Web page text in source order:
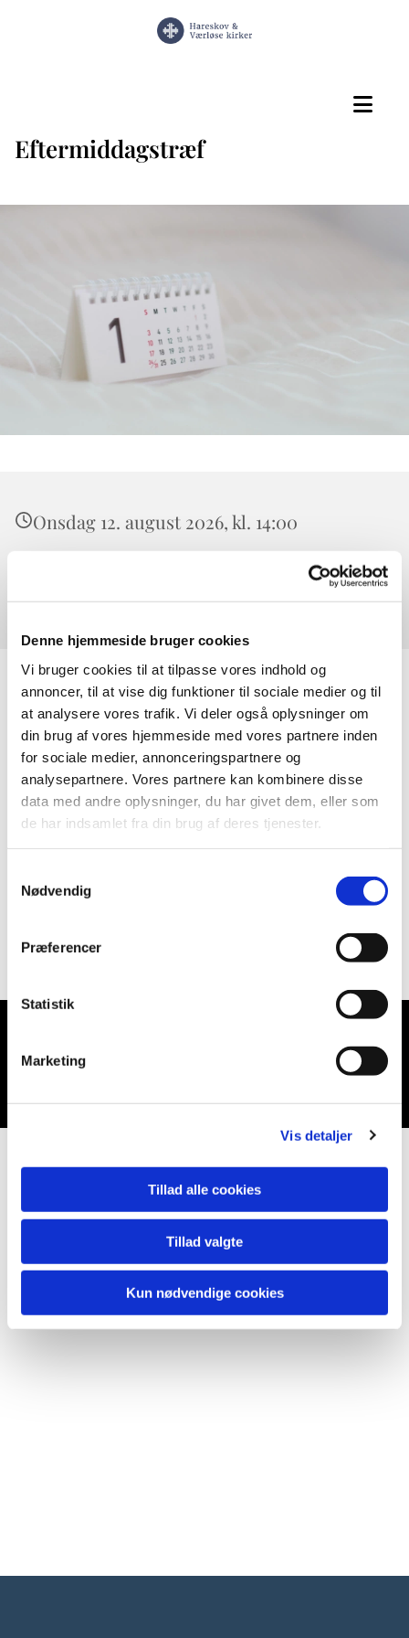
Denne hjemmeside bruger cookies
Vi bruger cookies til at tilpasse vores indhold og
annoncer, til at vise dig funktioner til sociale medier og til
at analysere vores trafik. Vi deler også oplysninger om
din brug af vores hjemmeside med vores partnere inden
for sociale medier, annonceringspartnere og
analysepartnere. Vores partnere kan kombinere disse
data med andre oplysninger, du har givet dem, eller som
de har indsamlet fra din brug af deres tjenester.
Nødvendig
Præferencer
Statistik
Marketing
Vis detaljer
Tillad alle cookies
Tillad valgte
Kun nødvendige cookies
Eftermiddagstræf
Onsdag 12. august 2026, kl. 14:00
Værløse Kirke, Højeloft Vænge 20, 3500
Værløse
Du vil måske også kunne lide...